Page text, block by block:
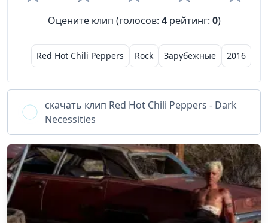
Оцените клип (голосов: 4 рейтинг: 0)
Red Hot Chili Peppers Rock Зарубежные 2016
скачать клип Red Hot Chili Peppers - Dark
Necessities